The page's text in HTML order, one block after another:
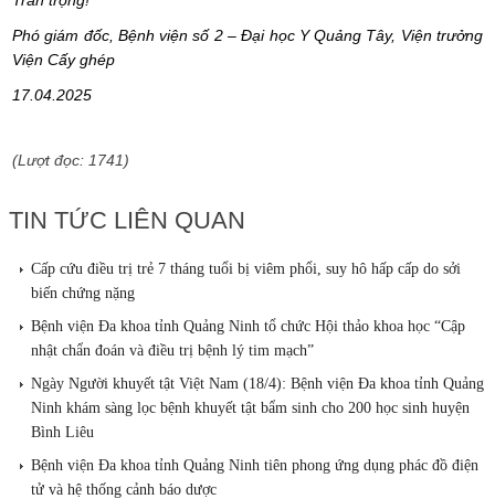
Phó giám đốc, Bệnh viện số 2 – Đại học Y Quảng Tây, Viện trưởng
Viện Cấy ghép
17.04.2025
(Lượt đọc: 1741)
TIN TỨC LIÊN QUAN
Cấp cứu điều trị trẻ 7 tháng tuổi bị viêm phổi, suy hô hấp cấp do sởi
biến chứng nặng
Bệnh viện Đa khoa tỉnh Quảng Ninh tổ chức Hội thảo khoa học “Cập
nhật chẩn đoán và điều trị bệnh lý tim mạch”
Ngày Người khuyết tật Việt Nam (18/4): Bệnh viện Đa khoa tỉnh Quảng
Ninh khám sàng lọc bệnh khuyết tật bẩm sinh cho 200 học sinh huyện
Bình Liêu
Bệnh viện Đa khoa tỉnh Quảng Ninh tiên phong ứng dụng phác đồ điện
tử và hệ thống cảnh báo dược